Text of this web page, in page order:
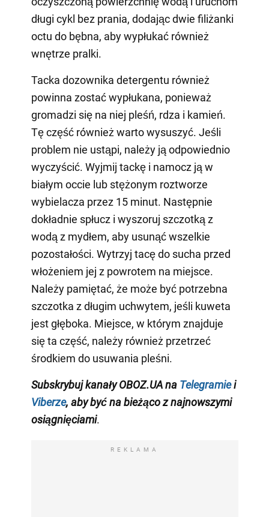
długi cykl bez prania, dodając dwie filiżanki
octu do bębna, aby wypłukać również
wnętrze pralki.
Tacka dozownika detergentu również
powinna zostać wypłukana, ponieważ
gromadzi się na niej pleśń, rdza i kamień.
Tę część również warto wysuszyć. Jeśli
problem nie ustąpi, należy ją odpowiednio
wyczyścić. Wyjmij tackę i namocz ją w
białym occie lub stężonym roztworze
wybielacza przez 15 minut. Następnie
dokładnie spłucz i wyszoruj szczotką z
wodą z mydłem, aby usunąć wszelkie
pozostałości. Wytrzyj tacę do sucha przed
włożeniem jej z powrotem na miejsce.
Należy pamiętać, że może być potrzebna
szczotka z długim uchwytem, jeśli kuweta
jest głęboka. Miejsce, w którym znajduje
się ta część, należy również przetrzeć
środkiem do usuwania pleśni.
Subskrybuj kanały OBOZ.UA na Telegramiei
Viberze, aby być na bieżąco z najnowszymi
osiągnięciami.
REKLAMA